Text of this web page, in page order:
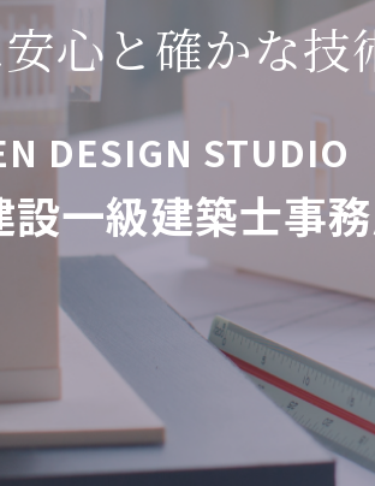
心と確かな技
DESIGN STUDIO
設一級建築士事